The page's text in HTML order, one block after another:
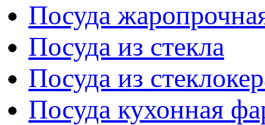
Посуда
Посуда из стекла
Посуда из
Посуда кухонная